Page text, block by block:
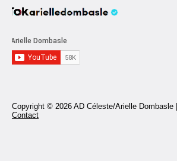
Copyright © 2026 AD Céleste/Arielle Dombasle |
Contact